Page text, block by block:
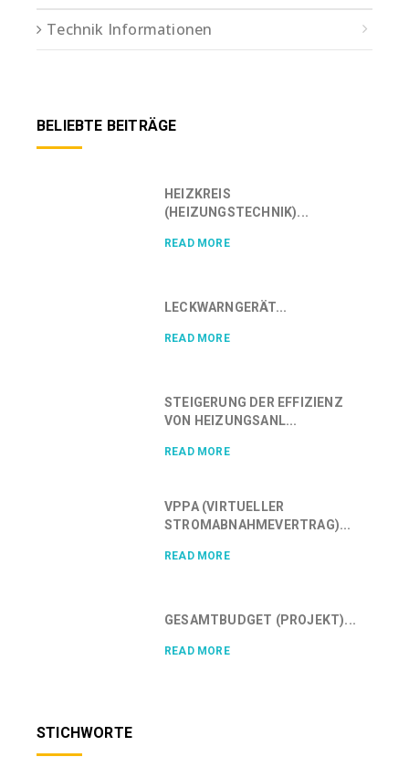
Technik Informationen
BELIEBTE BEITRÄGE
HEIZKREIS
(HEIZUNGSTECHNIK)...
READ MORE
LECKWARNGERÄT...
READ MORE
STEIGERUNG DER EFFIZIENZ
VON HEIZUNGSANL...
READ MORE
VPPA (VIRTUELLER
STROMABNAHMEVERTRAG)...
READ MORE
GESAMTBUDGET (PROJEKT)...
READ MORE
STICHWORTE